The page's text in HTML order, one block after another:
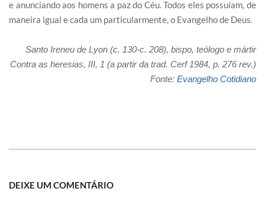
e anunciando aos homens a paz do Céu. Todos eles possuíam, de
maneira igual e cada um particularmente, o Evangelho de Deus.
Santo Ireneu de Lyon (c. 130-c. 208), bispo, teólogo e mártir
Contra as heresias, III, 1 (a partir da trad. Cerf 1984, p. 276 rev.)
Fonte: Evangelho Cotidiano
DEIXE UM COMENTÁRIO